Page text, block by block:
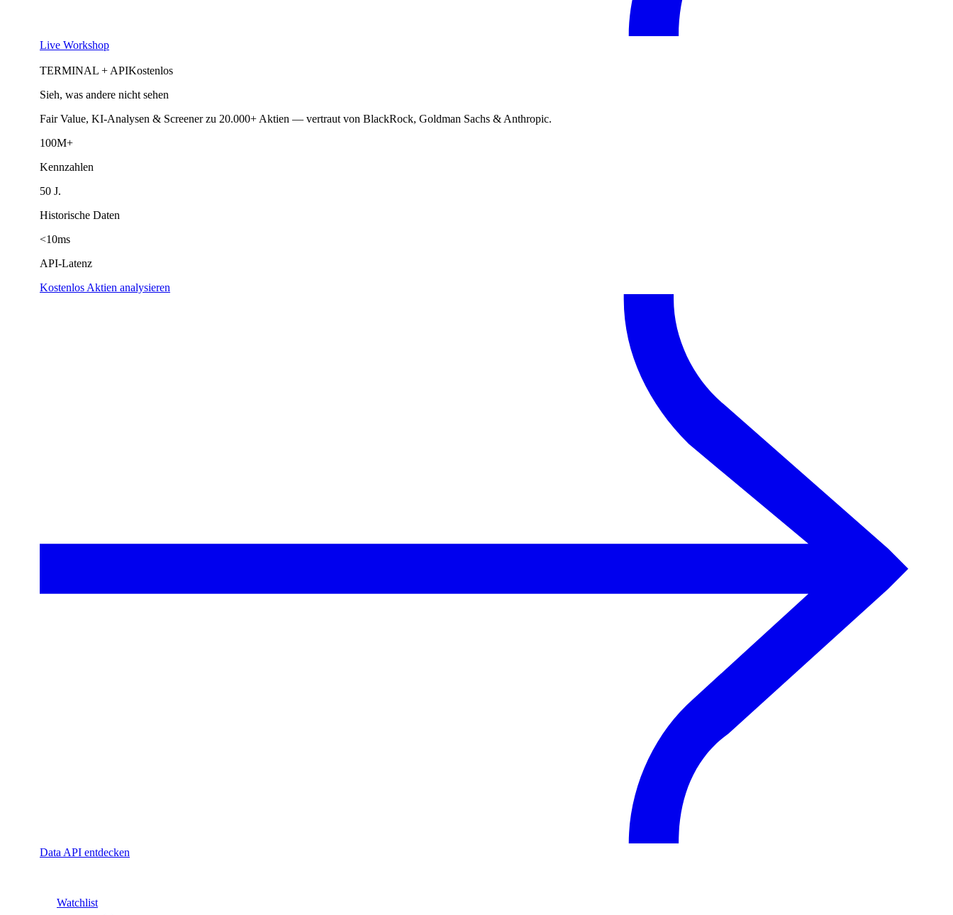
Live Workshop
TERMINAL + APIKostenlos
Sieh, was andere nicht sehen
Fair Value, KI-Analysen & Screener zu 20.000+ Aktien — vertraut von BlackRock, Goldman Sachs & Anthropic.
100M+
Kennzahlen
50 J.
Historische Daten
<10ms
API-Latenz
Kostenlos Aktien analysieren
Data API entdecken
Watchlist